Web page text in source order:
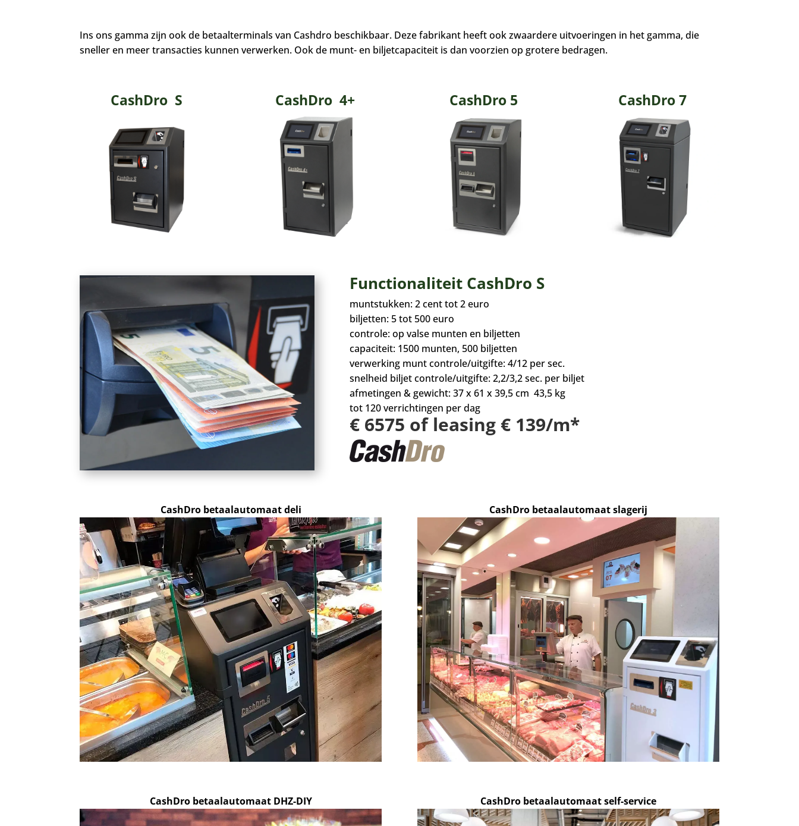
Ins ons gamma zijn ook de betaalterminals van Cashdro beschikbaar. Deze fabrikant heeft ook zwaardere uitvoeringen in het gamma, die
sneller en meer transacties kunnen verwerken. Ook de munt- en biljetcapaciteit is dan voorzien op grotere bedragen.
CashDro S CashDro 4+ CashDro 5 CashDro 7
Functionaliteit CashDro S
muntstukken: 2 cent tot 2 euro
biljetten: 5 tot 500 euro
controle: op valse munten en biljetten
capaciteit: 1500 munten, 500 biljetten
verwerking munt controle/uitgifte: 4/12 per sec.
snelheid biljet controle/uitgifte: 2,2/3,2 sec. per biljet
afmetingen & gewicht: 37 x 61 x 39,5 cm 43,5 kg
tot 120 verrichtingen per dag
€ 6575 of leasing € 139/m*
CashDro betaalautomaat deli CashDro betaalautomaat slagerij
CashDro betaalautomaat DHZ-DIY CashDro betaalautomaat self-service